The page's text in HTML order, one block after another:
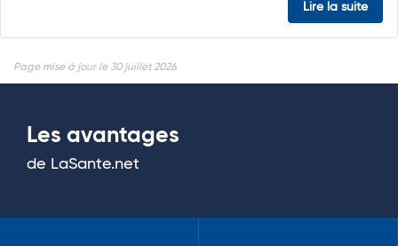
Lire la suite
Page mise à jour le 30 juillet 2026
Les avantages
de LaSante.net